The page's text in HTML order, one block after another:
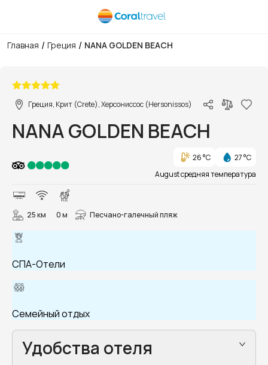
Главная / Греция / NANA GOLDEN BEACH
Греция, Крит (Crete), Херсониссос (Hersonissos)
NANA GOLDEN BEACH
26 °C
27 °C
August средняя температура
25 км 0 м Песчано-галечный пляж
СПА-Отели
Семейный отдых
Удобства отеля